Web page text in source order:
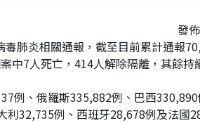
發
肺炎相關通報，截至目前累計通報
中7人死亡，414人解除隔離，其餘持
例、俄羅斯335,882例、巴西
32,735例、西班牙28,678例及法國